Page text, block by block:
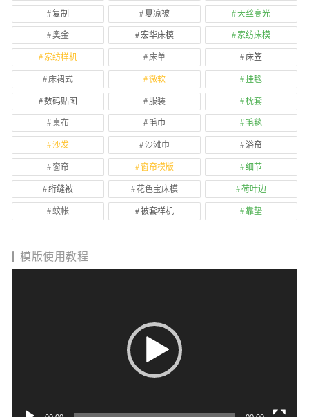
复制 夏凉被 天丝高光
奥金 宏华床模 家纺床模
家纺样机 床单 床笠
床裙式 微软 挂毯
数码贴图 服装 枕套
桌布 毛巾 毛毯
沙发 沙滩巾 浴帘
窗帘 窗帘模版 细节
绗缝被 花色宝床模 荷叶边
蚊帐 被套样机 靠垫
模版使用教程